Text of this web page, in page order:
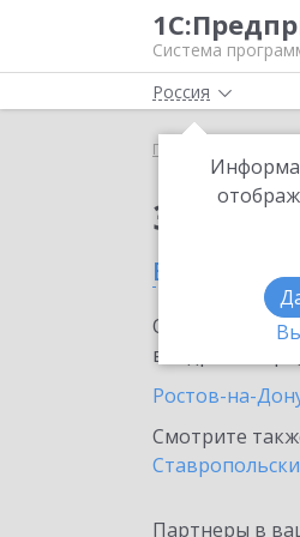
Система
Россия
Главная
в
Ознакомьтесь
внедрение
Ростов-на-
Смотрите
Партнеры в